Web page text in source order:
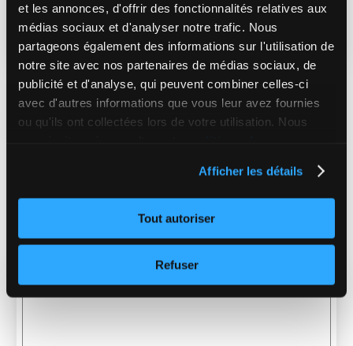
et les annonces, d'offrir des fonctionnalités relatives aux
médias sociaux et d'analyser notre trafic. Nous
partageons également des informations sur l'utilisation de
notre site avec nos partenaires de médias sociaux, de
publicité et d'analyse, qui peuvent combiner celles-ci
avec d'autres informations que vous leur avez fournies
ou qu'ils ont collectées lors de votre utilisation. Nous
Afficher les détails
Tout autoriser
Refuser
BOUGER DÉCOUVRIR RELAXER SAVOURER
Le Lido, bien plus qu’un spa
nordique dans les Laurentides!